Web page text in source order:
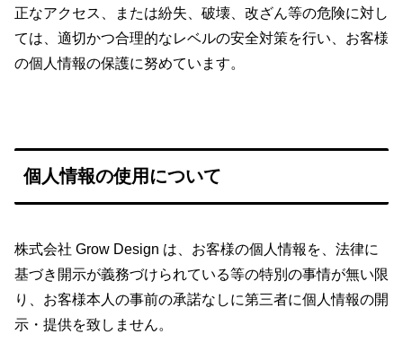
正なアクセス、または紛失、破壊、改ざん等の危険に対し
ては、適切かつ合理的なレベルの安全対策を行い、お客様
の個人情報の保護に努めています。
個人情報の使用について
株式会社 Grow Design は、お客様の個人情報を、法律に
基づき開示が義務づけられている等の特別の事情が無い限
り、お客様本人の事前の承諾なしに第三者に個人情報の開
示・提供を致しません。